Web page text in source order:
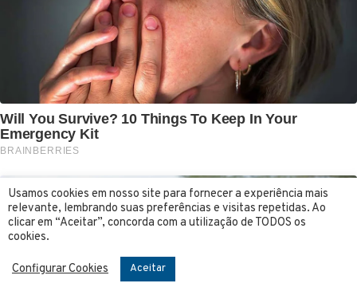
Usamos cookies em nosso site para fornecer a experiência mais
relevante, lembrando suas preferências e visitas repetidas. Ao
clicar em “Aceitar”, concorda com a utilização de TODOS os
cookies.
Configurar Cookies Aceitar